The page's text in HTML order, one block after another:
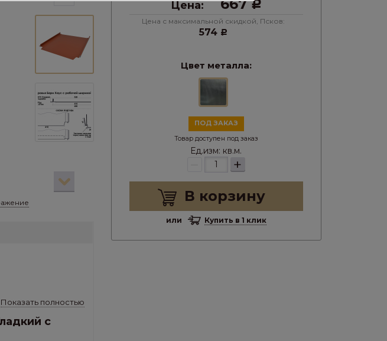
Цена: 667 Р
Цена с максимальной скидкой, Псков:
574 Р
Цвет металла:
ПОД ЗАКАЗ
Товар доступен под заказ
Ед.изм: кв.м.
+
В корзину
или Купить в 1 клик
Показать полностью
с